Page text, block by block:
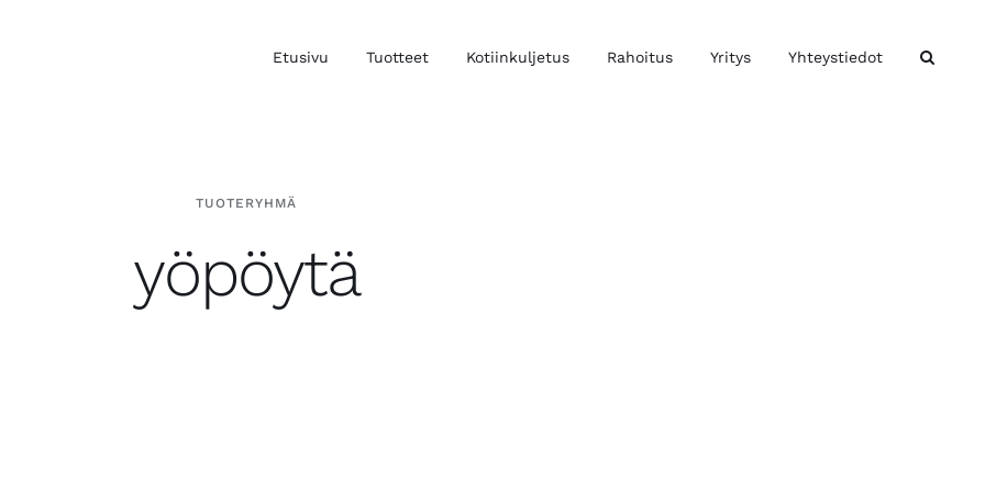
Etusivu Tuotteet Kotiinkuljetus Rahoitus Yritys Yhteystiedot
TUOTERYHMÄ
yöpöytä